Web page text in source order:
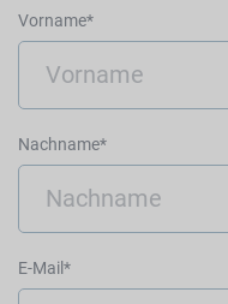
Vorname*
Nachname*
E-Mail*